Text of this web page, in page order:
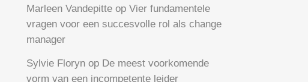
Marleen Vandepitte opVier fundamentele
vragen voor een succesvolle rol als change
manager
Sylvie Floryn op De meest voorkomende
vorm van een incompetente leider